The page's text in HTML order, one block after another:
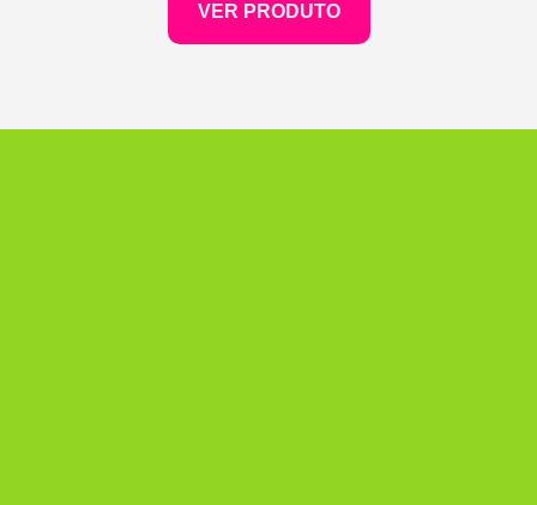
VER PRODUTO